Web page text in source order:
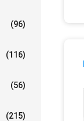
(96)
(116)
(56)
(215)